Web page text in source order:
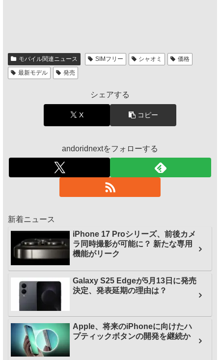
モバイル関連ニュース SIMフリー シャオミ
価格
最新モデル
発売
シェアする
X コピー
andoridnextをフォローする
新着ニュース
iPhone 17 Proシリーズ、前後カメ
ラ同時撮影が可能に？ 新たな専用
機能がリーク
Galaxy S25 Edgeが5月13日に発売
決定、発表延期の理由は？
Apple、将来のiPhoneに向けたハ
プティックボタンの開発を継続か